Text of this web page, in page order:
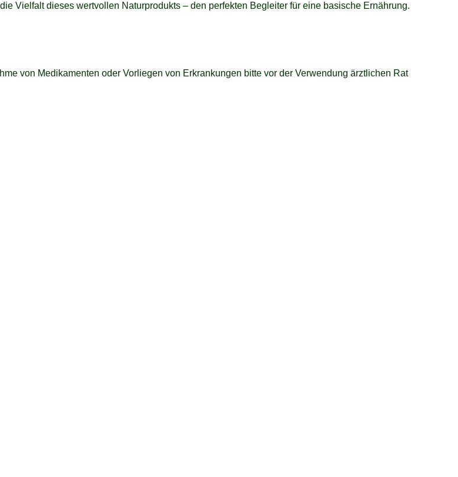
Vielfalt dieses wertvollen Naturprodukts – den perfekten Begleiter für eine basische Ernährung.
von Medikamenten oder Vorliegen von Erkrankungen bitte vor der Verwendung ärztlichen Rat